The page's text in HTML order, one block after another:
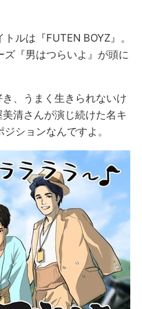
ルは『FUTEN BOYZ』。
ズ『男はつらいよ』が頭に
、うまく生きられないけ
清さんが演じ続けた名キ
ションなんですよ。